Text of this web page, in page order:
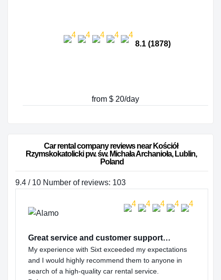
8.1 (1878)
from $ 20/day
Car rental company reviews near Kościół
Rzymskokatolicki pw. św. Michała Archanioła, Lublin,
Poland
9.4 / 10 Number of reviews: 103
Great service and customer support…
My experience with Sixt exceeded my expectations
and I would highly recommend them to anyone in
search of a high-quality car rental service.